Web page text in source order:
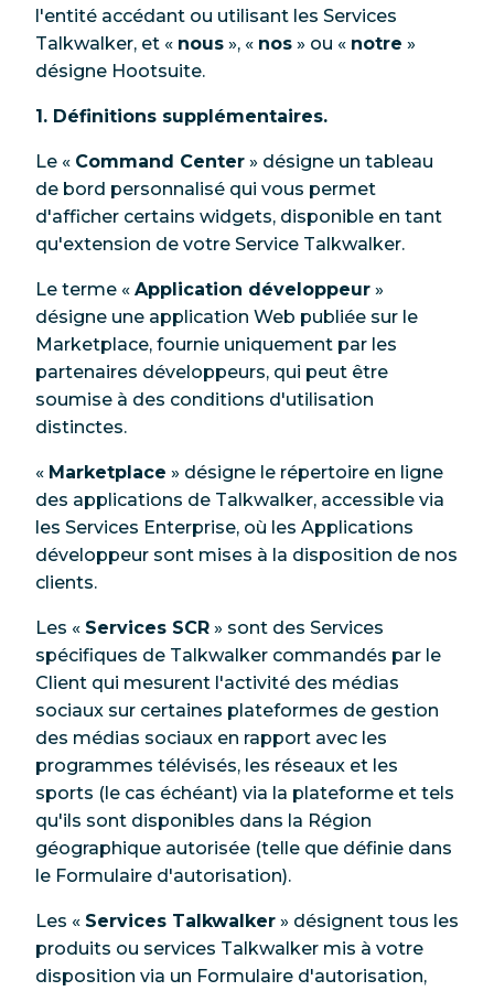
l'entité accédant ou utilisant les Services
Talkwalker, et « nous », « nos » ou « notre »
désigne Hootsuite.
1. Définitions supplémentaires.
Le « Command Center » désigne un tableau
de bord personnalisé qui vous permet
d'afficher certains widgets, disponible en tant
qu'extension de votre Service Talkwalker.
Le terme « Application développeur »
désigne une application Web publiée sur le
Marketplace, fournie uniquement par les
partenaires développeurs, qui peut être
soumise à des conditions d'utilisation
distinctes.
« Marketplace » désigne le répertoire en ligne
des applications de Talkwalker, accessible via
les Services Enterprise, où les Applications
développeur sont mises à la disposition de nos
clients.
Les « Services SCR » sont des Services
spécifiques de Talkwalker commandés par le
Client qui mesurent l'activité des médias
sociaux sur certaines plateformes de gestion
des médias sociaux en rapport avec les
programmes télévisés, les réseaux et les
sports (le cas échéant) via la plateforme et tels
qu'ils sont disponibles dans la Région
géographique autorisée (telle que définie dans
le Formulaire d'autorisation).
Les « Services Talkwalker » désignent tous les
produits ou services Talkwalker mis à votre
disposition via un Formulaire d'autorisation,